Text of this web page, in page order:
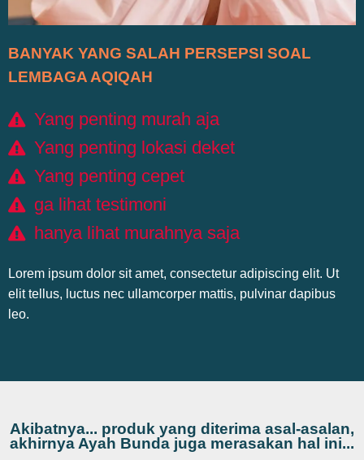
BANYAK YANG SALAH PERSEPSI SOAL
LEMBAGA AQIQAH
Yang penting murah aja
Yang penting lokasi deket
Yang penting cepet
ga lihat testimoni
hanya lihat murahnya saja
Lorem ipsum dolor sit amet, consectetur adipiscing elit. Ut
elit tellus, luctus nec ullamcorper mattis, pulvinar dapibus
leo.
Akibatnya... produk yang diterima asal-asalan,
akhirnya Ayah Bunda juga merasakan hal ini...